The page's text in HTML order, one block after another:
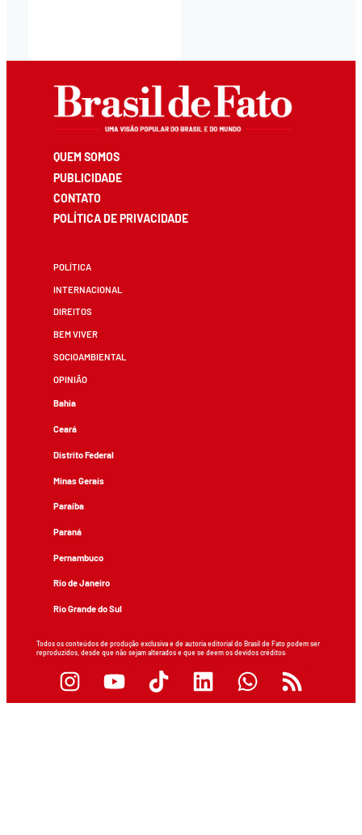
QUEM SOMOS
PUBLICIDADE
CONTATO
POLÍTICA DE PRIVACIDADE
POLÍTICA
INTERNACIONAL
DIREITOS
BEM VIVER
SOCIOAMBIENTAL
OPINIÃO
Bahia
Ceará
Distrito Federal
Minas Gerais
Paraíba
Paraná
Pernambuco
Rio de Janeiro
Rio Grande do Sul
Todos os conteúdos de produção exclusiva e de autoria editorial do Brasil de Fato podem ser
reproduzidos, desde que não sejam alterados e que se deem os devidos créditos.